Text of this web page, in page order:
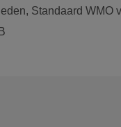
Standaard WMO